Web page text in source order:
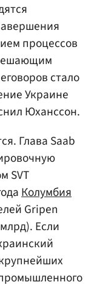
процессов
стало
Украине
Юханссон.
Глава Saab
SVT
Колумбия
Gripen
Если